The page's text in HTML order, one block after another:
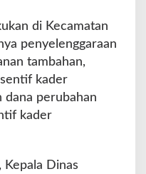
di Kecamatan
penyelenggaraan
tambahan,
kader
dana perubahan
kader
Dinas